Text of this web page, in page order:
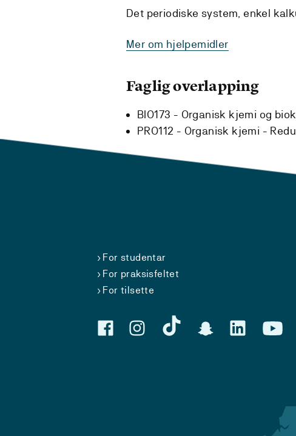
Det periodiske system, enkel
Mer om hjelpemidler
Faglig overlapping
BIO173 - Organisk kjemi og
PRO112 - Organisk kjemi -
For studentar
For praksisfeltet
For tilsette